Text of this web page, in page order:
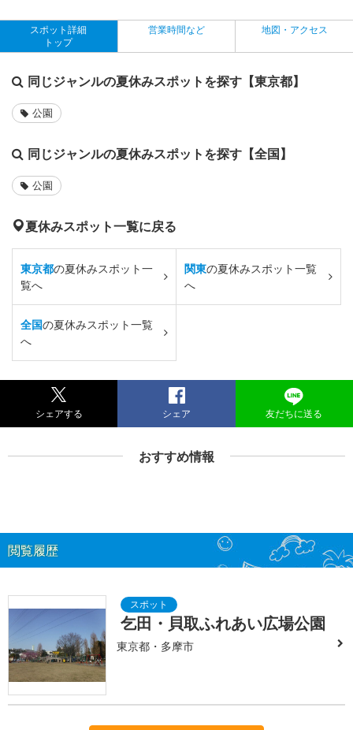
スポット詳細
トップ
営業時間など 地図・アクセス
同じジャンルの夏休みスポットを探す【東京都】
公園
同じジャンルの夏休みスポットを探す【全国】
公園
夏休みスポット一覧に戻る
東京都の夏休みスポット一
覧へ
関東の夏休みスポット一覧
へ
全国の夏休みスポット一覧
へ
シェアする シェア 友だちに送る
おすすめ情報
閲覧履歴
乞田・貝取ふれあい広場公園
東京都・多摩市